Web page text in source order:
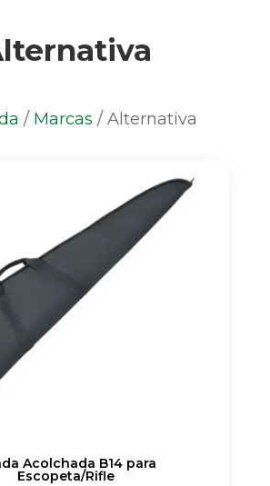
/ Marcas /Alternativa
Acolchada B14 para
Escopeta/Rifle